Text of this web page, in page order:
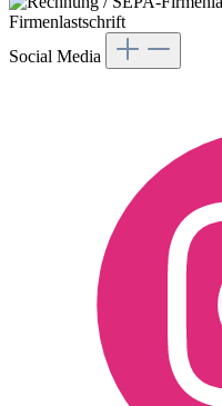
Firmenlastschrift
Social Media